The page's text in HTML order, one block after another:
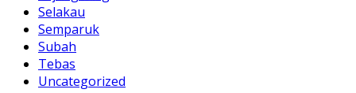
Selakau
Semparuk
Subah
Tebas
Uncategorized